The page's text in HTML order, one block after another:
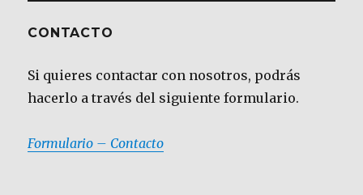
CONTACTO
Si quieres contactar con nosotros, podrás
hacerlo a través del siguiente formulario.
Formulario – Contacto